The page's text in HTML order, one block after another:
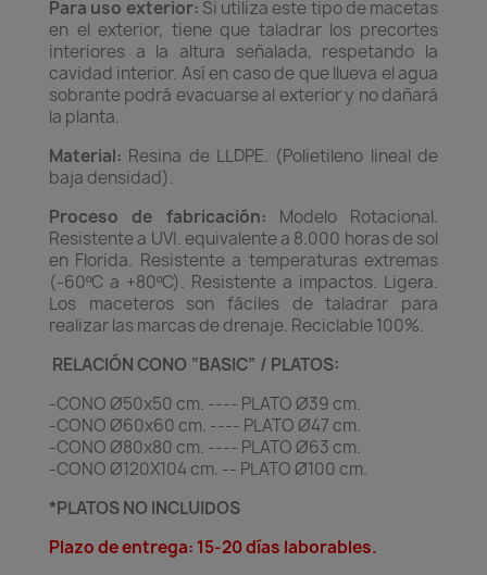
Para uso exterior: Si utiliza este tipo de macetas
en el exterior, tiene que taladrar los precortes
interiores a la altura señalada, respetando la
cavidad interior. Así en caso de que llueva el agua
sobrante podrá evacuarse al exterior y no dañará
la planta.
Material: Resina de LLDPE. (Polietileno lineal de
baja densidad).
Proceso de fabricación: Modelo Rotacional.
Resistente a UVI. equivalente a 8.000 horas de sol
en Florida. Resistente a temperaturas extremas
(-60ºC a +80ºC). Resistente a impactos. Ligera.
Los maceteros son fáciles de taladrar para
realizar las marcas de drenaje. Reciclable 100%.
RELACIÓN CONO “BASIC” / PLATOS:
-CONO Ø50x50 cm. ---- PLATO Ø39 cm.
-CONO Ø60x60 cm. ---- PLATO Ø47 cm.
-CONO Ø80x80 cm. ---- PLATO Ø63 cm.
-CONO Ø120X104 cm. -- PLATO Ø100 cm.
*PLATOS NO INCLUIDOS
Plazo de entrega: 15-20 días laborables.